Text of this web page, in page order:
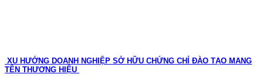
XU HƯỚNG DOANH NGHIỆP SỞ HỮU CHỨNG CHỈ ĐÀO TẠO MANG
TÊN THƯƠNG HIỆU